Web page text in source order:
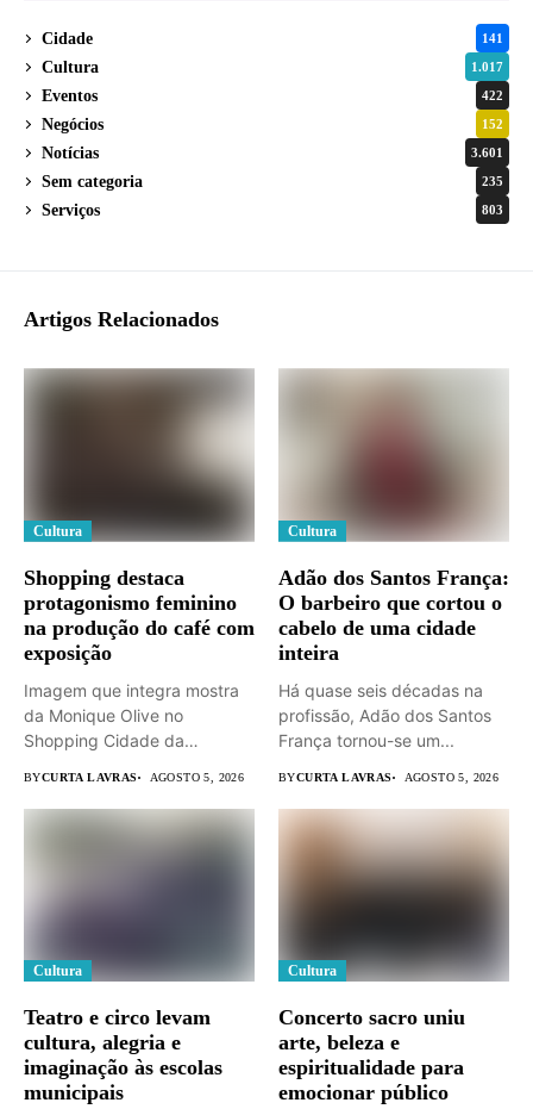
Cidade 141
Cultura 1.017
Eventos 422
Negócios 152
Notícias 3.601
Sem categoria 235
Serviços 803
Artigos Relacionados
Cultura
Shopping destaca
protagonismo feminino
na produção do café com
exposição
Imagem que integra mostra
da Monique Olive no
Shopping Cidade da
BYCURTA LAVRAS AGOSTO 5, 2026
Cultura
Adão dos Santos França:
O barbeiro que cortou o
cabelo de uma cidade
inteira
Há quase seis décadas na
profissão, Adão dos Santos
França tornou-se um...
BYCURTA LAVRAS AGOSTO 5, 2026
Cultura
Teatro e circo levam
cultura, alegria e
imaginação às escolas
municipais
Cultura
Concerto sacro uniu
arte, beleza e
espiritualidade para
emocionar público